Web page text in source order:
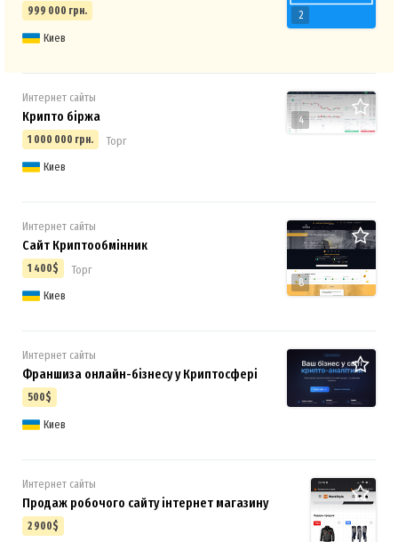
2
999 000 грн.
Киев
4
Интернет сайты
Крипто біржа
1 000 000 грн.
Торг
Киев
8
Интернет сайты
Сайт Криптообмінник
1 400$
Торг
Киев
Интернет сайты
Франшиза онлайн-бізнесу у Криптосфері
500$
Киев
Интернет сайты
Продаж робочого сайту інтернет магазину
2 900$